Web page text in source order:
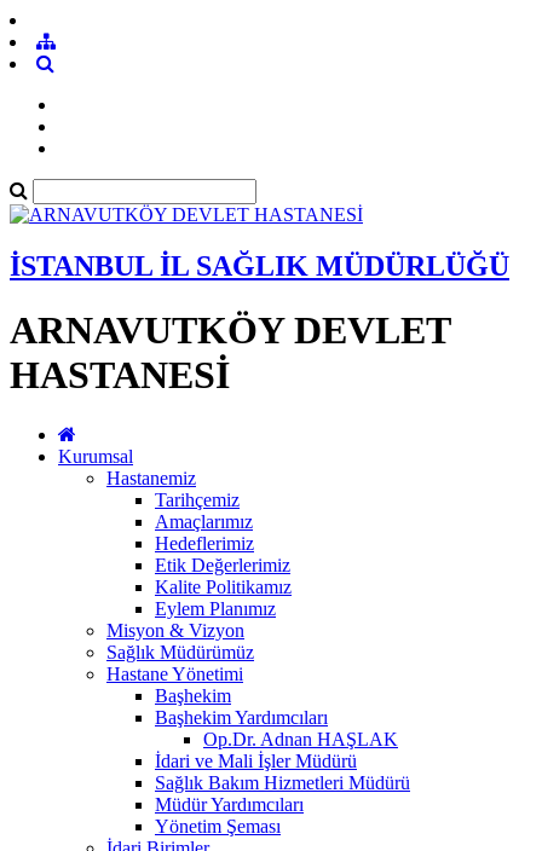
İSTANBUL İL SAĞLIK MÜDÜRLÜĞÜ
ARNAVUTKÖY DEVLET
HASTANESİ
Kurumsal
Hastanemiz
Tarihçemiz
Amaçlarımız
Hedeflerimiz
Etik Değerlerimiz
Kalite Politikamız
Eylem Planımız
Misyon & Vizyon
Sağlık Müdürümüz
Hastane Yönetimi
Başhekim
Başhekim Yardımcıları
Op.Dr. Adnan HAŞLAK
İdari ve Mali İşler Müdürü
Sağlık Bakım Hizmetleri Müdürü
Müdür Yardımcıları
Yönetim Şeması